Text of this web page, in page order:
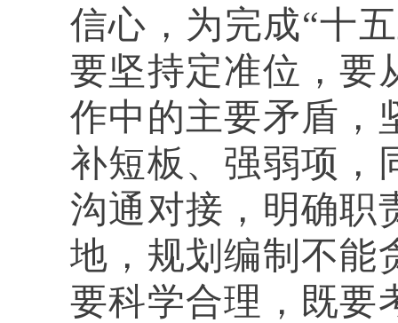
信心，为完成“十
要坚持定准位，要
作中的主要矛盾，
补短板、强弱项，
沟通对接，明确职
地，规划编制不能
要科学合理，既要